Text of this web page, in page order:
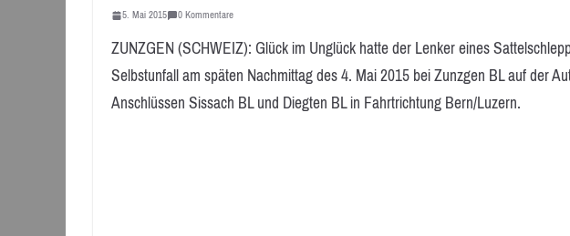
5. Mai 2015 0 Kommentare
ZUNZGEN (SCHWEIZ): Glück im Unglück hatte der Lenker eines
Selbstunfall am späten Nachmittag des 4. Mai 2015 bei Zunzgen BL auf der
Anschlüssen Sissach BL und Diegten BL in Fahrtrichtung Bern/Luzern.